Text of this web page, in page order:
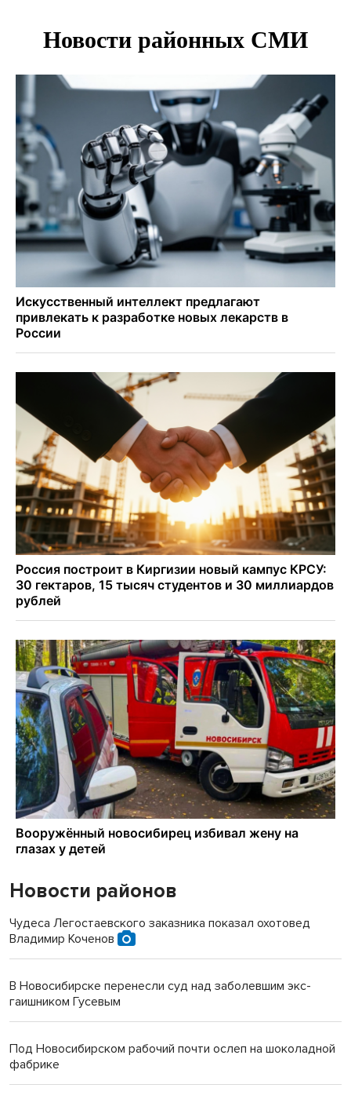
Двум бойцам СВО после минно-взрывной травмы
Персидский ковер «108 шахов» впервые вывезли из музея
Востока в Новосибирск
Актриса из Новосибирска Евгения Туркова сыграла мать
в сериале «Малой»
Новости районов
Чудеса Легостаевского заказника показал охотовед
Владимир Коченов
В Новосибирске перенесли суд над заболевшим экс-
гаишником Гусевым
Под Новосибирском рабочий почти ослеп на шоколадной
фабрике